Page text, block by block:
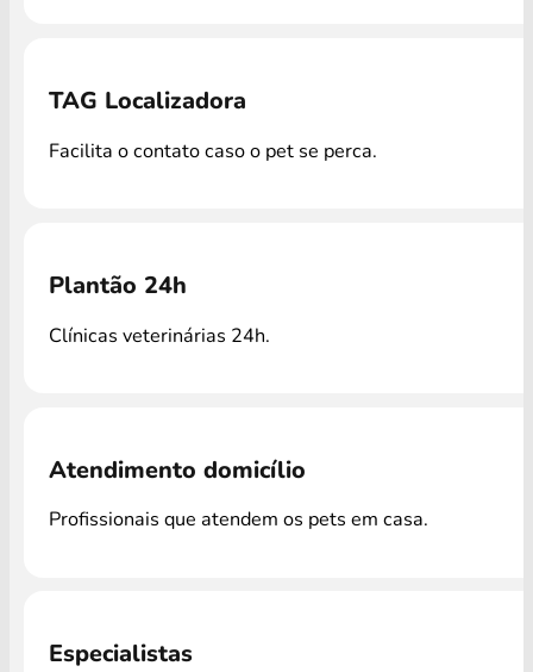
TAG Localizadora
Facilita o contato caso o pet se perca.
Plantão 24h
Clínicas veterinárias 24h.
Atendimento domicílio
Profissionais que atendem os pets em casa.
Especialistas